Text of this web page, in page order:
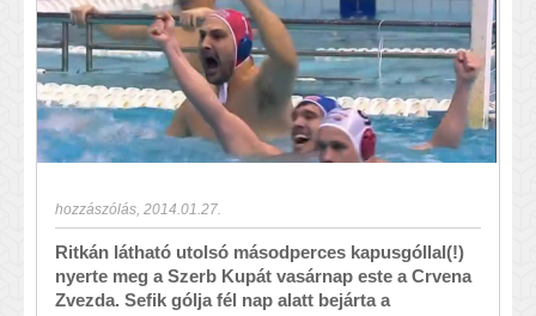
hozzászólás 2014.01.27.
Ritkán látható utolsó másodperces kapusgóllal(!)
nyerte meg a Szerb Kupát vasárnap este a Crvena
Zvezda. Sefik gólja fél nap alatt bejárta a